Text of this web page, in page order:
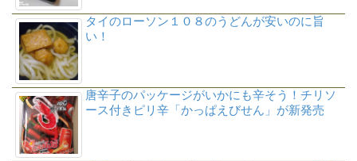
タイのローソン１０８のうどんが安いのに旨
い！
唐辛子のパッケージがいかにも辛そう！チリソ
ース付きピリ辛「かっぱえびせん」が新発売